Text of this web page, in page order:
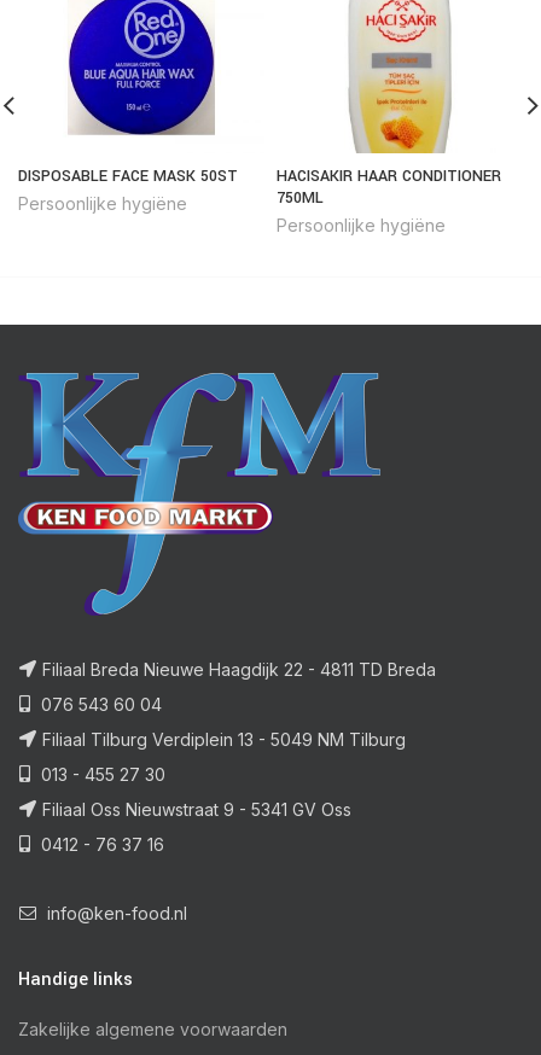
DISPOSABLE FACE MASK 50ST
Persoonlijke hygiëne
HACISAKIR HAAR CONDITIONER
750ML
Persoonlijke hygiëne
Filiaal Breda Nieuwe Haagdijk 22 - 4811 TD Breda
076 543 60 04
Filiaal Tilburg Verdiplein 13 - 5049 NM Tilburg
013 - 455 27 30
Filiaal Oss Nieuwstraat 9 - 5341 GV Oss
0412 - 76 37 16
info@ken-food.nl
Handige links
Zakelijke algemene voorwaarden